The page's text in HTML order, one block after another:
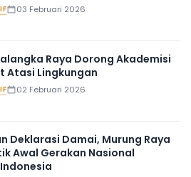
03 Februari 2026
Raya Dorong Akademisi
Atasi Lingkungan
02 Februari 2026
Deklarasi Damai, Murung Raya
Awal Gerakan Nasional